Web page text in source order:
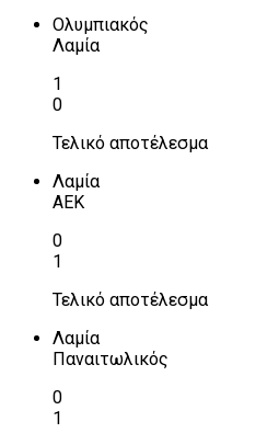
Ολυμπιακός
Λαμία
1
0
Τελικό αποτέλεσμα
Λαμία
ΑΕΚ
0
1
Τελικό αποτέλεσμα
Λαμία
Παναιτωλικός
0
1